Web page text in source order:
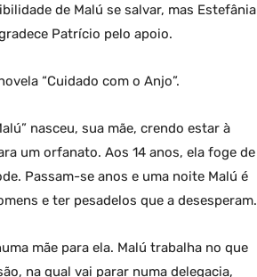
de Malú se salvar, mas Estefânia
Patrício pelo apoio.
“Cuidado com o Anjo”.
nasceu, sua mãe, crendo estar à
um orfanato. Aos 14 anos, ela foge de
Passam-se anos e uma noite Malú é
e ter pesadelos que a desesperam.
mãe para ela. Malú trabalha no que
na qual vai parar numa delegacia,